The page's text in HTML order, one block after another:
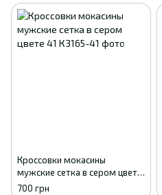
Кроссовки мокасины
мужские сетка в сером цвете
41
700 грн